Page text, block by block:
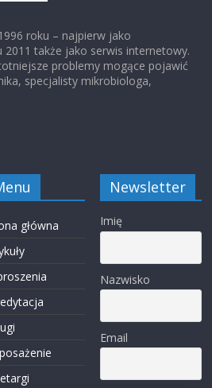
roku – najpierw jako
2011 także jako serwis internetowy.
problemy mogące pojawić
specjalisty mikrobiologa,
główna
Newsletter
Imię
Nazwisko
Email